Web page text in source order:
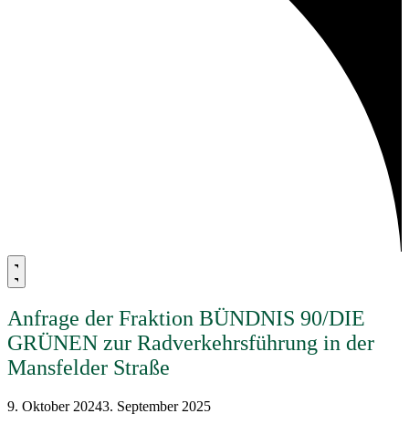
Anfrage der Fraktion BÜNDNIS 90/DIE
GRÜNEN zur Radverkehrsführung in der
Mansfelder Straße
9. Oktober 20243. September 2025